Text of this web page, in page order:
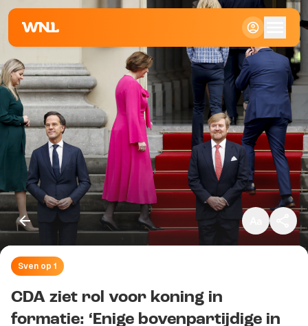
Klein
Standaard
Groot
Sven op 1
CDA ziet rol voor koning in
formatie: ‘Enige bovenpartijdige in